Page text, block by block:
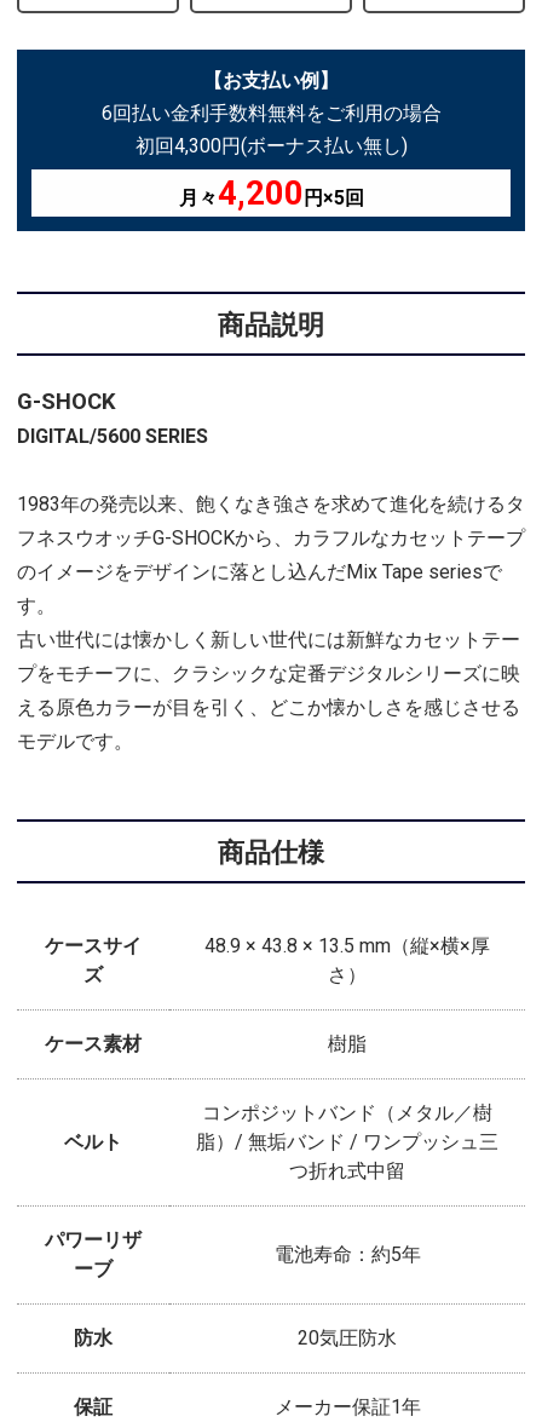
【お支払い例】
6回払い金利手数料無料をご利用の場合
初回4,300円(ボーナス払い無し)
月々4,200 円×5回
商品説明
G-SHOCK
DIGITAL/5600 SERIES
1983年の発売以来、飽くなき強さを求めて進化を続けるタ
フネスウオッチG-SHOCKから、カラフルなカセットテープ
のイメージをデザインに落とし込んだMix Tape seriesで
す。
古い世代には懐かしく新しい世代には新鮮なカセットテー
プをモチーフに、クラシックな定番デジタルシリーズに映
える原色カラーが目を引く、どこか懐かしさを感じさせる
モデルです。
商品仕様
ケースサイ
ズ
48.9 × 43.8 × 13.5 mm（縦×横×厚
さ）
ケース素材 樹脂
ベルト
コンポジットバンド（メタル／樹
脂）/ 無垢バンド / ワンプッシュ三
つ折れ式中留
パワーリザ
ーブ
電池寿命：約5年
防水 20気圧防水
保証 メーカー保証1年